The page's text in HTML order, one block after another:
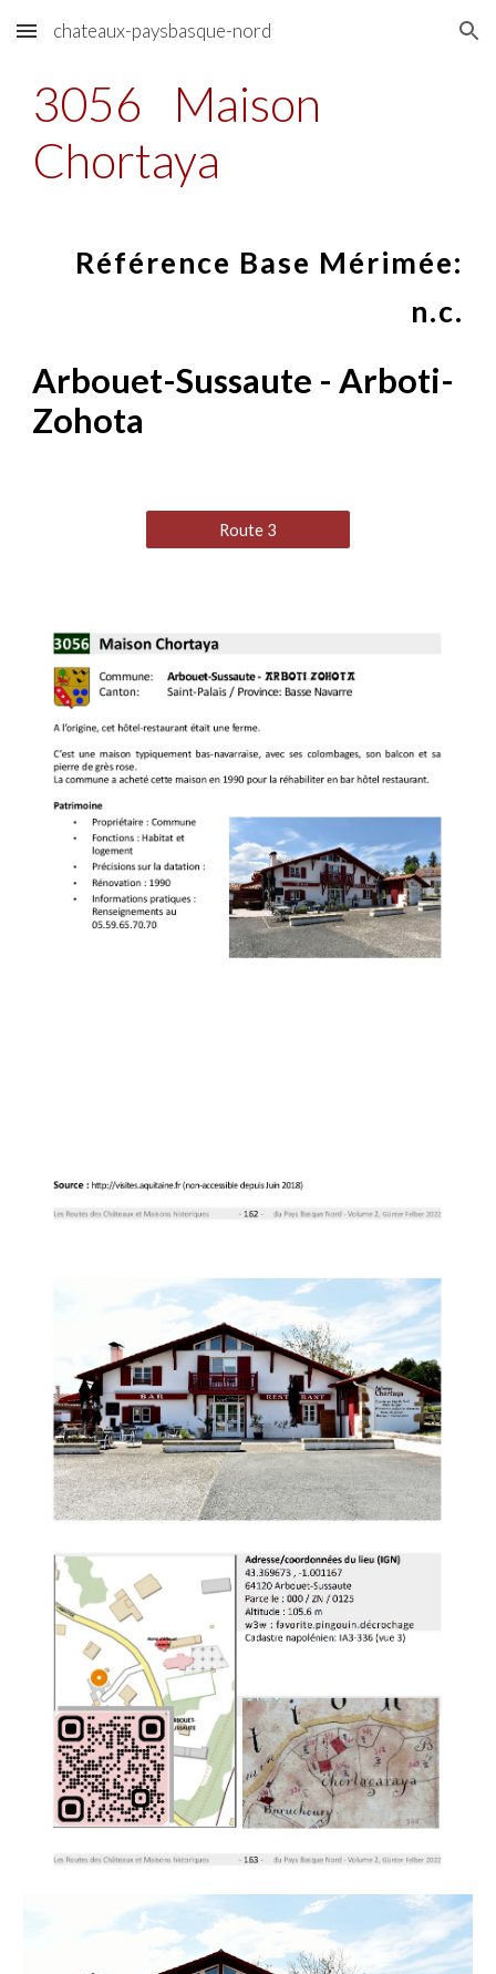
Skip to main content Skip to navigation
chateaux-paysbasque-nord
3056
Maison
Chortaya
Référence Base Mérimée:
n.c.
Arbouet-Sussaute - Arboti-
Zohota
Route 3